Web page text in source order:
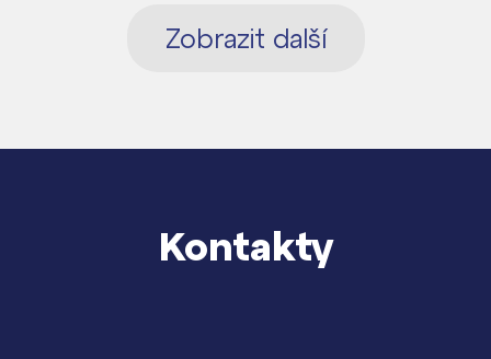
Zobrazit další
Kontakty